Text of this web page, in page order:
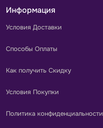
Информация
Условия Доставки
Способы Оплаты
Как получить Скидку
Условия Покупки
Политика конфиденциальности